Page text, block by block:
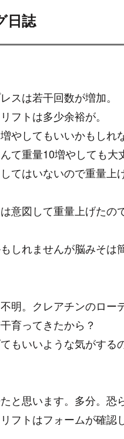
日誌
スは若干回数が増加。
フトは多少余裕が。
やしてもいいかもしれ
て重量10増やしても大
てはいないので重量上
意図して重量上げた
しれませんが脳みそは
明。クレアチンのロー
育ってきたから？
もいいような気がする
と思います。多分。恐
フトはフォームが確認